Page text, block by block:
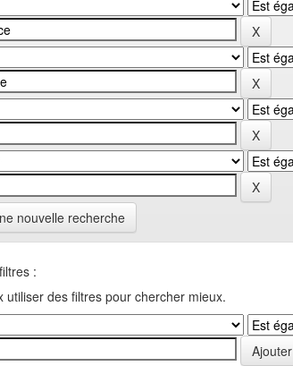
nouvelle recherche
:
utiliser des filtres pour chercher mieux.